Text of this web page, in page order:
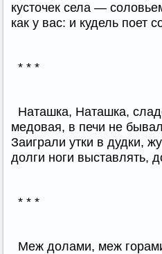
кусточек села —
как у вас: и кудель поет
* * *
Наташка, Наташка,
медовая, в печи не
Заиграли утки в дудки,
долги ноги выставлять,
* * *
Меж долами, меж